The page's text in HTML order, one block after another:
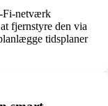
Fi-netværk
fjernstyre den via
tidsplaner